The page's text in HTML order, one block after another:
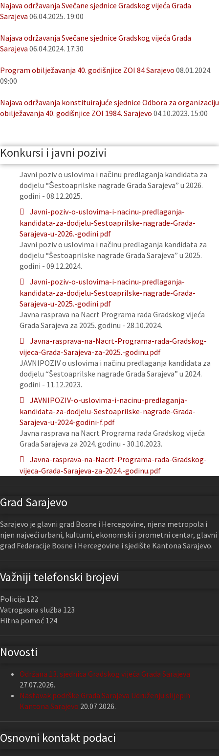
Najava održavanja Svečane sjednice Gradskog vijeća Grada
Sarajeva 06.04.2025. 19:00
Najava održavanja Svečane sjednice Gradskog vijeća Grada
Sarajeva 06.04.2024. 17:30
Program obilježavanja 40. godišnjice ZOI 84 Sarajevo 08.01.2024.
09:00
Najava održavanja konstituirajuće sjednice Odbora za organizaciju
obilježavanja 40. godišnjice ZOI 1984. Sarajevo 04.10.2023. 15:00
Konkursi i javni pozivi
Javni poziv o uslovima i načinu predlaganja kandidata za
dodjelu “Šestoaprilske nagrade Grada Sarajeva” u 2026.
godini - 08.12.2025.
Javni-poziv-o-uslovima-i-nacinu-predlaganja-
kandidata-za-dodjelu-Sestoaprilske-nagrade-Grada-
Sarajeva-u-2026.-godini.pdf
Javni poziv o uslovima i načinu predlaganja kandidata za
dodjelu “Šestoaprilske nagrade Grada Sarajeva” u 2025.
godini - 09.12.2024.
Javni-poziv-o-uslovima-i-nacinu-predlaganja-
kandidata-za-dodjelu-Sestoaprilske-nagrade-Grada-
Sarajeva-u-2025.-godini.pdf
Javna rasprava na Nacrt Programa rada Gradskog vijeća
Grada Sarajeva za 2025. godinu - 28.10.2024.
Javna-rasprava-na-Nacrt-Programa-rada-Gradskog-
vijeca-Grada-Sarajeva-za-2025.-godinu.pdf
JAVNIPOZIV o uslovima i načinu predlaganja kandidata za
dodjelu “Šestoaprilske nagrade Grada Sarajeva” u 2024.
godini - 11.12.2023.
JAVNIPOZIV-o-uslovima-i-nacinu-predlaganja-
kandidata-za-dodjelu-Sestoaprilske-nagrade-Grada-
Sarajeva-u-2024-godini-f.pdf
Javna rasprava na Nacrt Programa rada Gradskog vijeća
Grada Sarajeva za 2024. godinu - 30.10.2023.
Javna-rasprava-na-Nacrt-Programa-rada-Gradskog-
vijeca-Grada-Sarajeva-za-2024.-godinu.pdf
Grad Sarajevo
Sarajevo je glavni grad Bosne i Hercegovine, njena metropola i
njen najveći urbani, kulturni, ekonomski i prometni centar, glavni
grad Federacije Bosne i Hercegovine i sjedište Kantona Sarajevo.
Važniji telefonski brojevi
Policija 122
Vatrogasna služba 123
Hitna pomoć 124
Novosti
Održana 13. sjednica Gradskog vijeća Grada Sarajeva
27.07.2026.
Nastavak podrške Grada Sarajeva Udruženju slijepih
Kantona Sarajevo 20.07.2026.
Osnovni kontakt podaci